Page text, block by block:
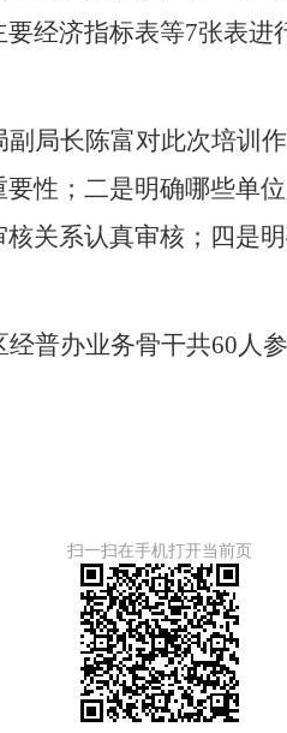
经济指标表等7张表进
局长陈富对此次培训
性；二是明确哪些单
关系认真审核；四是
普办业务骨干共60人
扫一扫在手机打开当前页